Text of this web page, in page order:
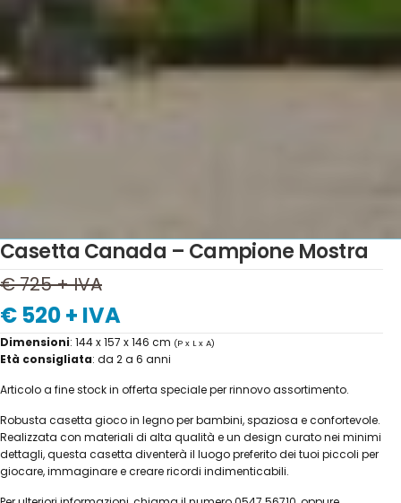
Casetta Canada – Campione Mostra
€ 725 + IVA
€ 520 + IVA
Dimensioni: 144 x 157 x 146 cm (P x L x A)
Età consigliata: da 2 a 6 anni
Articolo a fine stock in offerta speciale per rinnovo assortimento.
Robusta casetta gioco in legno per bambini, spaziosa e confortevole.
Realizzata con materiali di alta qualità e un design curato nei minimi
dettagli, questa casetta diventerà il luogo preferito dei tuoi piccoli per
giocare, immaginare e creare ricordi indimenticabili.